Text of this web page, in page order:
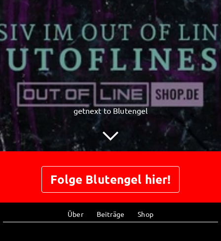
getnext to Blutengel
Folge Blutengel hier!
Über Beiträge Shop